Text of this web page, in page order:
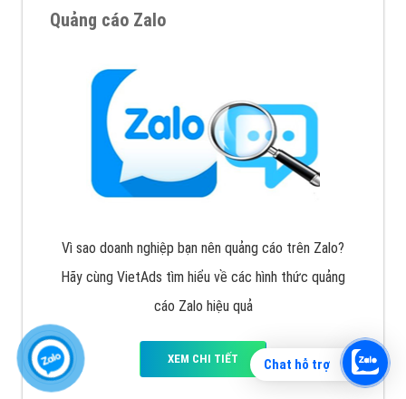
Chat hỗ trợ
Quảng cáo Zalo
Vì sao doanh nghiệp bạn nên quảng cáo trên Zalo?
Hãy cùng VietAds tìm hiểu về các hình thức quảng
cáo Zalo hiệu quả
XEM CHI TIẾT